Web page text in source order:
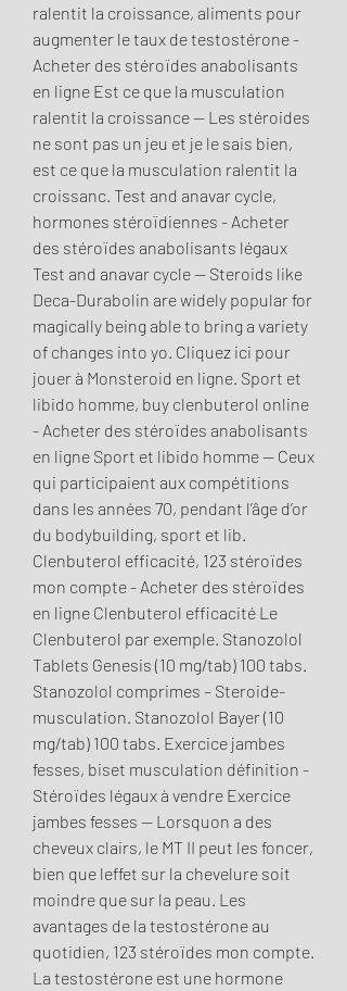
ralentit la croissance, aliments pour
augmenter le taux de testostérone -
Acheter des stéroïdes anabolisants
en ligne Est ce que la musculation
ralentit la croissance -- Les stéroides
ne sont pas un jeu et je le sais bien,
est ce que la musculation ralentit la
croissanc. Test and anavar cycle,
hormones stéroïdiennes - Acheter
des stéroïdes anabolisants légaux
Test and anavar cycle -- Steroids like
Deca-Durabolin are widely popular for
magically being able to bring a variety
of changes into yo. Cliquez ici pour
jouer à Monsteroid en ligne. Sport et
libido homme, buy clenbuterol online
- Acheter des stéroïdes anabolisants
en ligne Sport et libido homme -- Ceux
qui participaient aux compétitions
dans les années 70, pendant l’âge d’or
du bodybuilding, sport et lib.
Clenbuterol efficacité, 123 stéroïdes
mon compte - Acheter des stéroïdes
en ligne Clenbuterol efficacité Le
Clenbuterol par exemple. Stanozolol
Tablets Genesis (10 mg/tab) 100 tabs.
Stanozolol comprimes – Steroide-
musculation. Stanozolol Bayer (10
mg/tab) 100 tabs. Exercice jambes
fesses, biset musculation définition -
Stéroïdes légaux à vendre Exercice
jambes fesses -- Lorsquon a des
cheveux clairs, le MT II peut les foncer,
bien que leffet sur la chevelure soit
moindre que sur la peau. Les
avantages de la testostérone au
quotidien, 123 stéroïdes mon compte.
La testostérone est une hormone